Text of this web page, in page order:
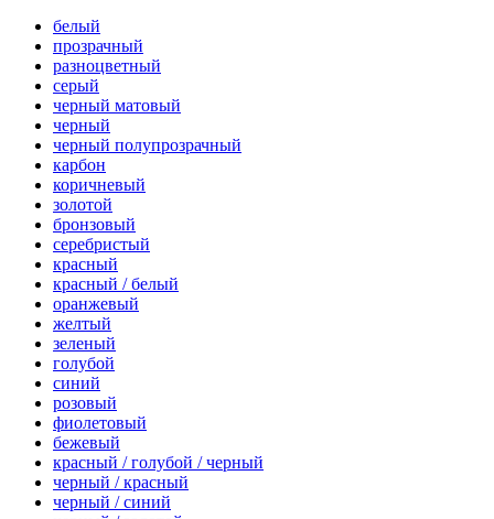
белый
прозрачный
разноцветный
серый
черный матовый
черный
черный полупрозрачный
карбон
коричневый
золотой
бронзовый
серебристый
красный
красный / белый
оранжевый
желтый
зеленый
голубой
синий
розовый
фиолетовый
бежевый
красный / голубой / черный
черный / красный
черный / синий